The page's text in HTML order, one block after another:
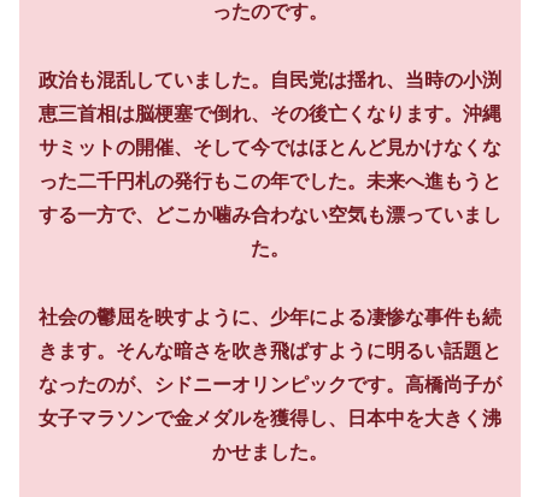
ったのです。
政治も混乱していました。自民党は揺れ、当時の小渕
恵三首相は脳梗塞で倒れ、その後亡くなります。沖縄
サミットの開催、そして今ではほとんど見かけなくな
った二千円札の発行もこの年でした。未来へ進もうと
する一方で、どこか噛み合わない空気も漂っていまし
た。
社会の鬱屈を映すように、少年による凄惨な事件も続
きます。そんな暗さを吹き飛ばすように明るい話題と
なったのが、シドニーオリンピックです。高橋尚子が
女子マラソンで金メダルを獲得し、日本中を大きく沸
かせました。